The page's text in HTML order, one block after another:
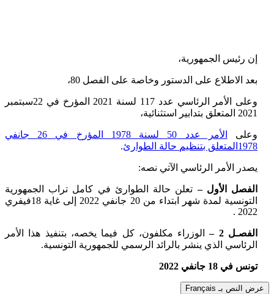
إن رئيس الجمهورية،
بعد الاطلاع على الدستور وخاصة على الفصل 80،
وعلى الأمر الرئاسي عدد 117 لسنة 2021 المؤرخ في 22سبتمبر
2021 المتعلق بتدابير استثنائية،
وعلى
الأمر عدد 50 لسنة 1978 المؤرخ في 26 جانفي
1978المتعلق بتنظيم حالة الطوارئ
.
يصدر الأمر الرئاسي الآتي نصه:
الفصل الأول – تعلن حالة الطوارئ في كامل تراب الجمهورية
التونسية لمدة شهر ابتداء من 20 جانفي 2022 إلى غاية 18فيفري
2022 .
الفصـل 2 –
الوزراء مكلفون، كل فيما يخصه، بتنفيذ هذا الأمر
الرئاسي الذي ينشر بالرائد الرسمي للجمهورية التونسية.
تونس في 18 جانفي 2022
عرض النص بـ Français